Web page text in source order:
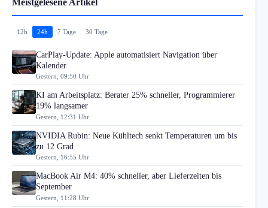
Meistgelesene Artikel
12h 24h 7 Tage 30 Tage
CarPlay-Update: Apple automatisiert Navigation über
Kalender
Gestern, 09:50 Uhr
KI am Arbeitsplatz: Berater 25% schneller, Programmierer
19% langsamer
Gestern, 12:31 Uhr
NVIDIA Rubin: Neue Kühltech senkt Temperaturen um bis
zu 12 Grad
Gestern, 16:55 Uhr
MacBook Air M4: 40% schneller, aber Lieferzeiten bis
September
Gestern, 11:28 Uhr